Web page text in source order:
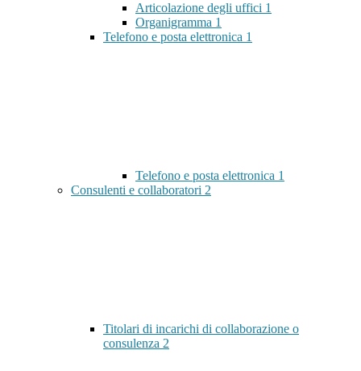
Articolazione degli uffici 1
Organigramma 1
Telefono e posta elettronica 1
Telefono e posta elettronica 1
Consulenti e collaboratori 2
Titolari di incarichi di collaborazione o
consulenza 2